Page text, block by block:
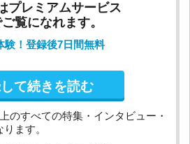
プレミアムサービス
覧になれます。
験！登録後7日間無料
て続きを読む
のすべての特集・インタビュー・
ます。